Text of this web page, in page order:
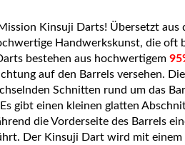
Kinsuji Darts! Übersetzt aus
Handwerkskunst, die oft
bestehen aus hochwertigem
auf den Barrels versehen.
Schnitten rund um das
gibt einen kleinen glatten
die Vorderseite des Barrels
Der Kinsuji Dart wird mit einem